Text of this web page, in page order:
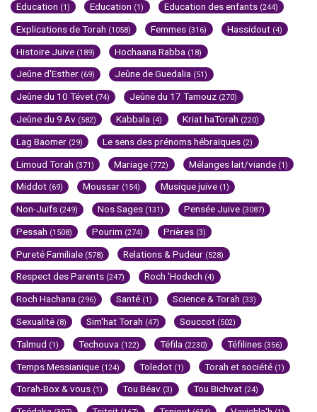
Education (1) Education (1) Education des enfants (244)
Explications de Torah (1058) Femmes (316) Hassidout (4)
Histoire Juive (189) Hochaana Rabba (18)
Jeûne d'Esther (69) Jeûne de Guedalia (51)
Jeûne du 10 Tévet (74) Jeûne du 17 Tamouz (270)
Jeûne du 9 Av (582) Kabbala (4) Kriat haTorah (220)
Lag Baomer (29) Le sens des prénoms hébraïques (2)
Limoud Torah (371) Mariage (772) Mélanges lait/viande (1)
Middot (69) Moussar (154) Musique juive (1)
Non-Juifs (249) Nos Sages (131) Pensée Juive (3087)
Pessah (1508) Pourim (274) Prières (3)
Pureté Familiale (578) Relations & Pudeur (528)
Respect des Parents (247) Roch 'Hodech (4)
Roch Hachana (296) Santé (1) Science & Torah (33)
Sexualité (8) Sim'hat Torah (47) Souccot (502)
Talmud (1) Techouva (122) Téfila (2230) Téfilines (356)
Temps Messianique (124) Toledot (1) Torah et société (1)
Torah-Box & vous (1) Tou Béav (3) Tou Bichvat (24)